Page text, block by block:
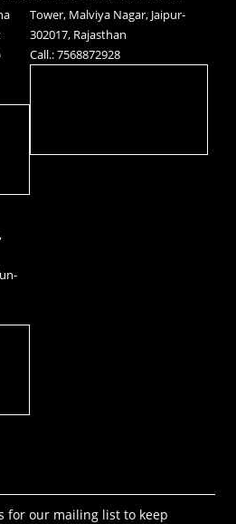
Tower, Malviya Nagar, Jaipur-
302017, Rajasthan
Call.: 7568872928
for our mailing list to keep